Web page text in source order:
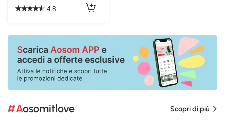
4.8
#Aosomitlove Scopri di più